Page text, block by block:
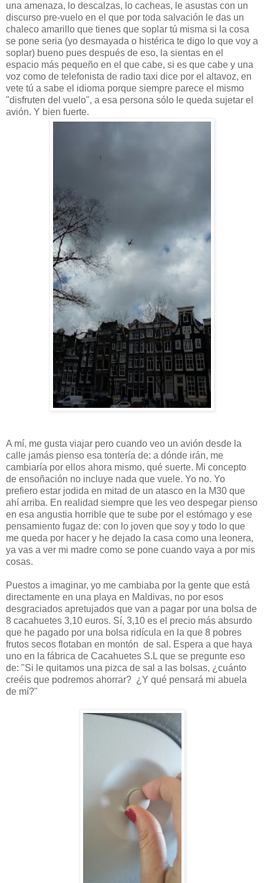
una amenaza, lo descalzas, lo cacheas, le asustas con un
discurso pre-vuelo en el que por toda salvación le das un
chaleco amarillo que tienes que soplar tú misma si la cosa
se pone seria (yo desmayada o histérica te digo lo que voy a
soplar) bueno pues después de eso, la sientas en el
espacio más pequeño en el que cabe, si es que cabe y una
voz como de telefonista de radio taxi dice por el altavoz, en
vete tú a sabe el idioma porque siempre parece el mismo
"disfruten del vuelo", a esa persona sólo le queda sujetar el
avión. Y bien fuerte.
A mí, me gusta viajar pero cuando veo un avión desde la
calle jamás pienso esa tontería de: a dónde irán, me
cambiaría por ellos ahora mismo, qué suerte. Mi concepto
de ensoñación no incluye nada que vuele. Yo no. Yo
prefiero estar jodida en mitad de un atasco en la M30 que
ahí arriba. En realidad siempre que les veo despegar pienso
en esa angustia horrible que te sube por el estómago y ese
pensamiento fugaz de: con lo joven que soy y todo lo que
me queda por hacer y he dejado la casa como una leonera,
ya vas a ver mi madre como se pone cuando vaya a por mis
cosas.
Puestos a imaginar, yo me cambiaba por la gente que está
directamente en una playa en Maldivas, no por esos
desgraciados apretujados que van a pagar por una bolsa de
8 cacahuetes 3,10 euros. Sí, 3,10 es el precio más absurdo
que he pagado por una bolsa ridícula en la que 8 pobres
frutos secos flotaban en montón de sal. Espera a que haya
uno en la fábrica de Cacahuetes S.L que se pregunte eso
de: "Si le quitamos una pizca de sal a las bolsas, ¿cuánto
creéis que podremos ahorrar? ¿Y qué pensará mi abuela
de mí?"